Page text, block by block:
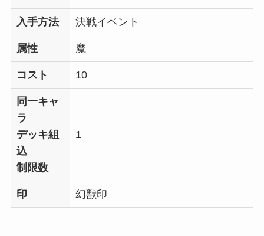
入手方法 決戦イベント
属性 魔
コスト 10
同一キャ
ラ
デッキ組
込
制限数
1
印 幻獣印